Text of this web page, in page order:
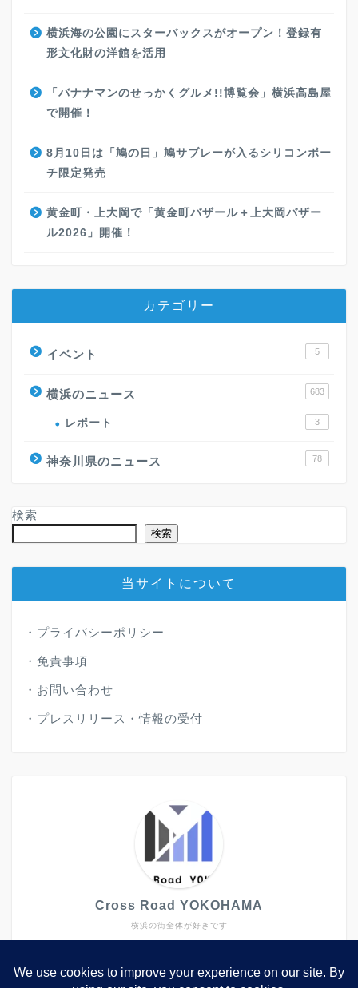
横浜海の公園にスターバックスがオープン！登録有
形文化財の洋館を活用
「バナナマンのせっかくグルメ!!博覧会」横浜高島屋
で開催！
8月10日は「鳩の日」鳩サブレーが入るシリコンポー
チ限定発売
黄金町・上大岡で「黄金町バザール＋上大岡バザー
ル2026」開催！
カテゴリー
イベント 5
横浜のニュース 683
レポート 3
神奈川県のニュース 78
検索
検索
当サイトについて
・ プライバシーポリシー
・ 免責事項
・ お問い合わせ
・ プレスリリース・情報の受付
横浜の街全体が好きです
Cross Road YOKOHAMA
なトピックスも発信していきたいと思ってします。
2006年から2022年まで、西区や中区で生活していまし